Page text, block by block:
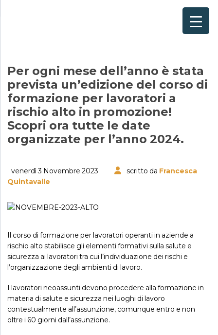
Corsi
Contattaci
Questionario
FAQ
Per ogni mese dell’anno è stata
prevista un’edizione del corso di
formazione per lavoratori a
rischio alto in promozione!
Scopri ora tutte le date
organizzate per l’anno 2024.
venerdì 3 Novembre 2023 scritto da Francesca
Quintavalle
Il corso di formazione per lavoratori operanti in aziende a
rischio alto stabilisce gli elementi formativi sulla salute e
sicurezza ai lavoratori tra cui l’individuazione dei rischi e
l’organizzazione degli ambienti di lavoro.
I lavoratori neoassunti devono procedere alla formazione in
materia di salute e sicurezza nei luoghi di lavoro
contestualmente all’assunzione, comunque entro e non
oltre i 60 giorni dall’assunzione.
×